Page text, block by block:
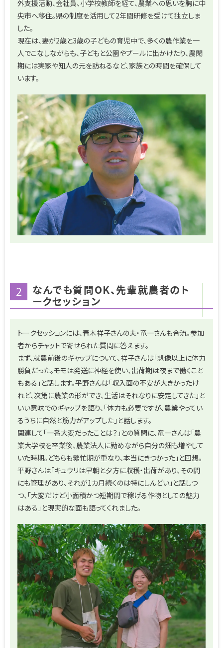
外支援活動、会社員、小学校教師を経て、農業への思いを胸に中
央市へ移住。県の制度を活用して2年間研修を受けて独立しま
した。
現在は、妻が2歳と3歳の子どもの育児中で、多くの農作業を一
人でこなしながらも、子どもと公園やプールに出かけたり、農閑
期には実家や知人の元を訪ねるなど、家族との時間を確保して
います。
2 なんでも質問OK、先輩就農者のト
ークセッション
トークセッションには、青木祥子さんの夫・竜一さんも合流。参加
者からチャットで寄せられた質問に答えます。
まず、就農前後のギャップについて、祥子さんは「想像以上に体力
勝負だった。モモは発送に神経を使い、出荷期は夜まで働くこと
もある」と話します。平野さんは「収入面の不安が大きかったけ
れど、次第に農業の形ができ、生活はそれなりに安定してきた」と
いい意味でのギャップを語り、「体力も必要ですが、農業やってい
るうちに自然と筋力がアップした」と話します。
関連して「一番大変だったことは？」との質問に、竜一さんは「農
業大学校を卒業後、農業法人に勤めながら自分の畑も増やして
いた時期。どちらも繁忙期が重なり、本当にきつかった」と回想。
平野さんは「キュウリは早朝と夕方に収穫・出荷があり、その間
にも管理があり、それが1カ月続くのは特にしんどい」と話しつ
つ、「大変だけど小面積かつ短期間で稼げる作物としての魅力
はある」と現実的な面も語ってくれました。